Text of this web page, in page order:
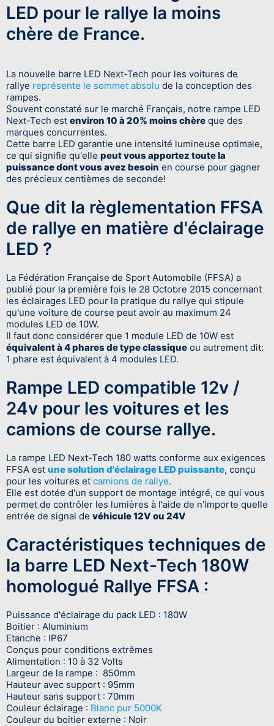
LED pour le rallye la moins
chère de France.
La nouvelle barre LED Next-Tech pour les voitures de
rallye représente le sommet absolu de la conception des
rampes.
Souvent constaté sur le marché Français, notre rampe LED
Next-Tech est environ 10 à 20% moins chère que des
marques concurrentes.
Cette barre LED garantie une intensité lumineuse optimale,
ce qui signifie qu'elle peut vous apportez toute la
puissance dont vous avez besoin en course pour gagner
des précieux centièmes de seconde!
Que dit la règlementation FFSA
de rallye en matière d'éclairage
LED ?
La Fédération Française de Sport Automobile (FFSA) a
publié pour la première fois le 28 Octobre 2015 concernant
les éclairages LED pour la pratique du rallye qui stipule
qu'une voiture de course peut avoir au maximum 24
modules LED de 10W.
Il faut donc considérer que 1 module LED de 10W est
équivalent à 4 phares de type classique ou autrement dit:
1 phare est équivalent à 4 modules LED.
Rampe LED compatible 12v /
24v pour les voitures et les
camions de course rallye.
La rampe LED Next-Tech 180 watts conforme aux exigences
FFSA est une solution d'éclairage LED puissante, conçu
pour les voitures et camions de rallye.
Elle est dotée d'un support de montage intégré, ce qui vous
permet de contrôler les lumières à l'aide de n'importe quelle
entrée de signal de véhicule 12V ou 24V
Caractéristiques techniques de
la barre LED Next-Tech 180W
homologué Rallye FFSA :
Puissance d'éclairage du pack LED : 180W
Boitier : Aluminium
Etanche : IP67
Conçus pour conditions extrêmes
Alimentation : 10 à 32 Volts
Largeur de la rampe : 850mm
Hauteur avec support : 95mm
Hauteur sans support : 70mm
Couleur éclairage : Blanc pur 5000K
Couleur du boitier externe : Noir